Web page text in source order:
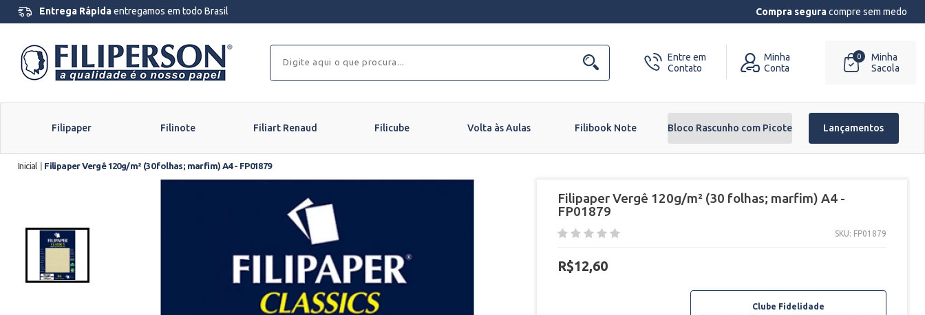
Entrega Rápidaentregamos em todo Brasil Compra seguracompre sem medo
Entre em
Contato
Minha
Conta
0
Minha
Sacola
Filipaper Filinote Filiart Renaud Filicube Volta às Aulas Filibook Note Bloco Rascunho com Picote Lançamentos
Inicial Filipaper Vergê 120g/m² (30 folhas; marfim) A4 - FP01879
Filipaper Vergê 120g/m² (30 folhas; marfim) A4 -
FP01879
SKU: FP01879
R$12,60
Clube Fidelidade